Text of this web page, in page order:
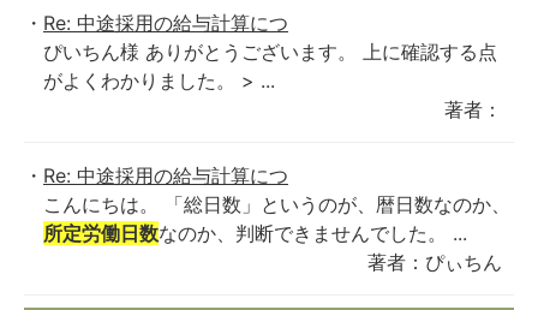
Re: 中途採用の給与計算につ
ぴいちん様 ありがとうございます。 上に確認する点
がよくわかりました。 > ...
著者：
Re: 中途採用の給与計算につ
こんにちは。 「総日数」というのが、暦日数なのか、
所定労働日数なのか、判断できませんでした。 ...
著者：ぴぃちん